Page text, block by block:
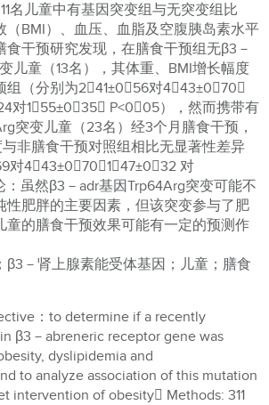
名儿童中有基因突变组与无突变组比
（BMI）、血压、血脂及空腹胰岛素水平
食干预研究发现，在膳食干预组无β3－
儿童（13名），其体重、BMI增长幅度
组（分别为241±056对443±070，
对155±035， P<005），然而携带有
突变儿童（23名）经3个月膳食干预，
非膳食干预对照组相比无显著性差异
对443±070；147±032 对
：虽然β3－adr基因Trp64Arg突变可能不
性肥胖的主要因素，但该突变参与了肥
童的膳食干预效果可能有一定的预测作
－肾上腺素能受体基因；儿童；膳食
：to determine if a recently
β3－abreneric receptor gene was
dyslipidemia and
to analyze association of this mutation
intervention of obesity Methods: 311